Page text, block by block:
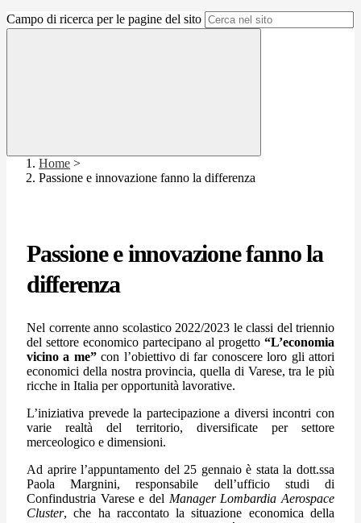
Campo di ricerca per le pagine del sito
Home >
Passione e innovazione fanno la differenza
Passione e innovazione fanno la
differenza
Nel corrente anno scolastico 2022/2023 le classi del triennio
del settore economico partecipano al progetto “L’economia
vicino a me”con l’obiettivo di far conoscere loro gli attori
economici della nostra provincia, quella di Varese, tra le più
ricche in Italia per opportunità lavorative.
L’iniziativa prevede la partecipazione a diversi incontri con
varie realtà del territorio, diversificate per settore
merceologico e dimensioni.
Ad aprire l’appuntamento del 25 gennaio è stata la dott.ssa
Paola Margnini, responsabile dell’ufficio studi di
Confindustria Varese e del Manager Lombardia Aerospace
Cluster, che ha raccontato la situazione economica della